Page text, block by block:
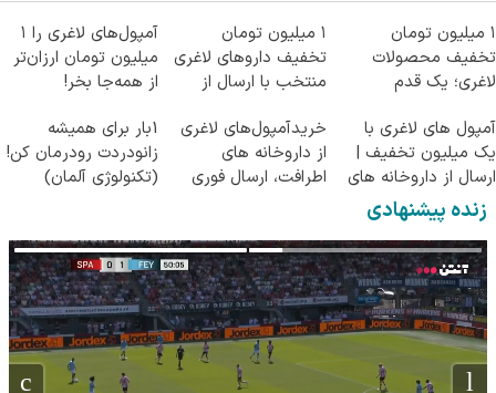
۱ میلیون تومان
تخفیف محصولات
لاغری؛ یک قدم
کاهش وزن
۱ میلیون تومان
تخفیف داروهای لاغری
منتخب با ارسال از
آمپول‌های لاغری را ۱
میلیون تومان ارزان‌تر
از همه‌جا بخر!
آمپول های لاغری با
یک میلیون تخفیف |
ارسال از داروخانه های
معتبر
خریدآمپول‌های لاغری
از داروخانه های
اطرافت، ارسال فوری
1بار برای همیشه
زانودردت رودرمان کن!
(تکنولوژی آلمان)
زنده پیشنهادی